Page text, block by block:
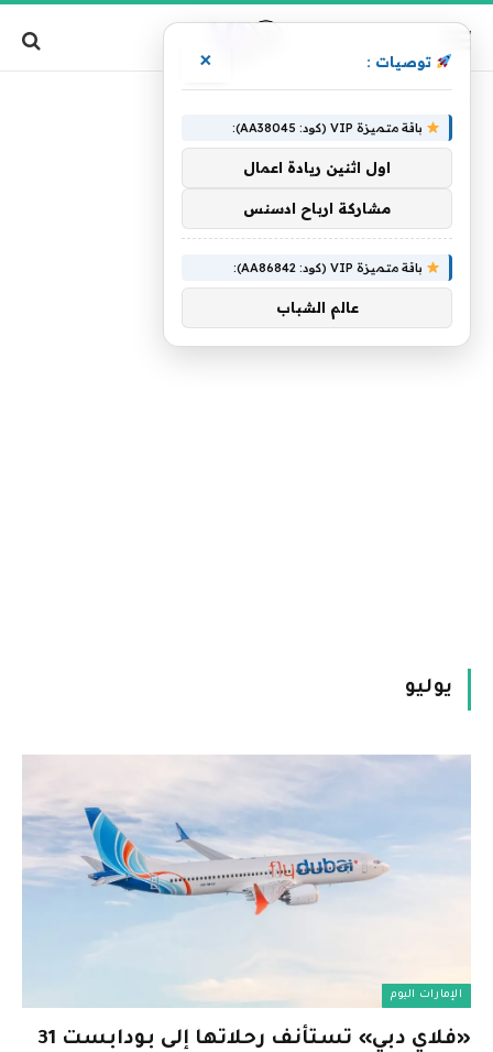
يوليو
الإمارات اليوم
«فلاي دبي» تستأنف رحلاتها إلى بودابست 31
توصيات : ×
باقة متميزة VIP (كود: AA38045):
اول اثنين ريادة اعمال
مشاركة ارباح ادسنس
باقة متميزة VIP (كود: AA86842):
عالم الشباب